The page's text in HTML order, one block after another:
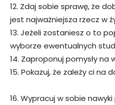
12. Zdaj sobie sprawę, że
jest najważniejsza rzecz w
13. Jeżeli zostaniesz o to
wyborze ewentualnych
14. Zaproponuj pomysły na
15. Pokazuj, że zależy ci na
16. Wypracuj w sobie